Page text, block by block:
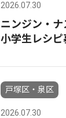
2026.07.30
ニンジン・
小学生レシピ
戸塚区・泉区
2026.07.30